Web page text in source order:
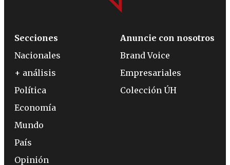
Secciones
Nacionales
+ análisis
Política
Economía
Mundo
País
Opinión
Anuncie con nosotros
Brand Voice
Empresariales
Colección ÚH